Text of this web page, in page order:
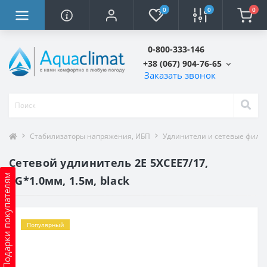
0 0 0
0-800-333-146
+38 (067) 904-76-65
Заказать звонок
Подарки покупателям
Стабилизаторы напряжения, ИБП Удлинители и сетевые
Сетевой удлинитель 2E 5XCEE7/17,
2G*1.0мм, 1.5м, black
Популярный